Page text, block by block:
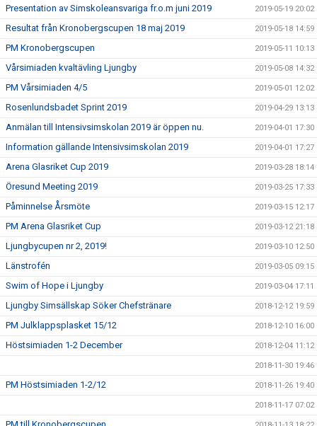
Presentation av Simskoleansvariga fr.o.m juni 2019 2019-05-19 20:02
Resultat från Kronobergscupen 18 maj 2019 2019-05-18 14:59
PM Kronobergscupen 2019-05-11 10:13
Vårsimiaden kvaltävling Ljungby 2019-05-08 14:32
PM Vårsimiaden 4/5 2019-05-01 12:02
Rosenlundsbadet Sprint 2019 2019-04-29 13:13
Anmälan till Intensivsimskolan 2019 är öppen nu. 2019-04-01 17:30
Information gällande Intensivsimskolan 2019 2019-04-01 17:27
Arena Glasriket Cup 2019 2019-03-28 18:14
Öresund Meeting 2019 2019-03-25 17:33
Påminnelse Årsmöte 2019-03-15 12:17
PM Arena Glasriket Cup 2019-03-12 21:18
Ljungbycupen nr 2, 2019! 2019-03-10 12:50
Länstrofén 2019-03-05 09:15
Swim of Hope i Ljungby 2019-03-04 17:11
Ljungby Simsällskap Söker Chefstränare 2018-12-12 19:59
PM Julklappsplasket 15/12 2018-12-10 16:00
Höstsimiaden 1-2 December 2018-12-04 11:12
2018-11-30 19:46
PM Höstsimiaden 1-2/12 2018-11-26 19:40
2018-11-17 07:02